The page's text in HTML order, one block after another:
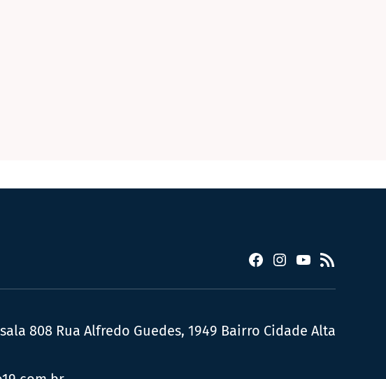
Facebook
Instagram
YouTube
RSS
808 Rua Alfredo Guedes, 1949 Bairro Cidade Alta